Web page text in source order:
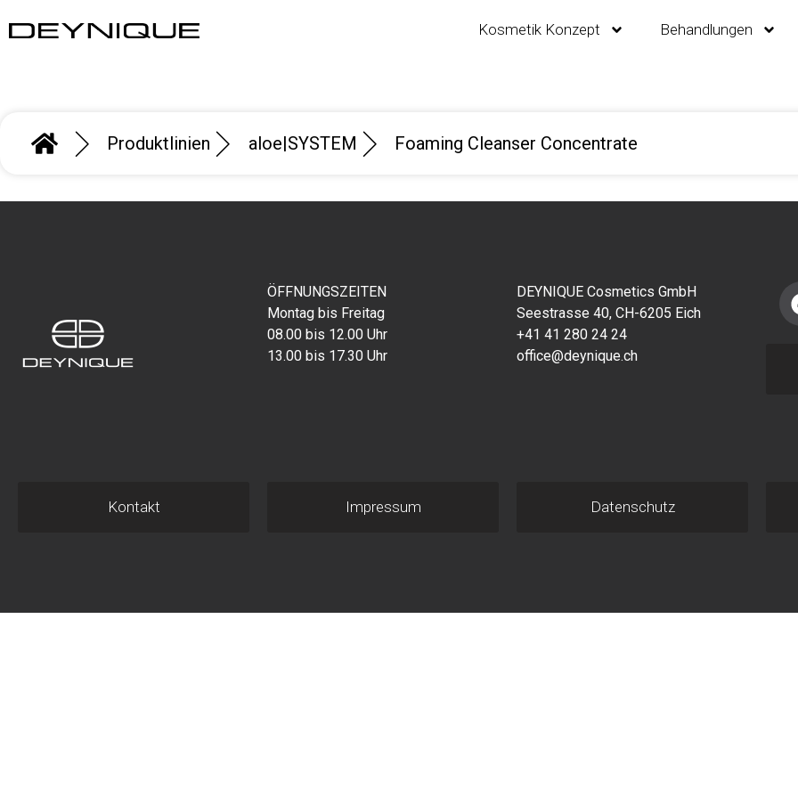
Kosmetik Konzept Behandlungen
Produktlinien aloe|SYSTEM Foaming Cleanser Concentrate
ÖFFNUNGSZEITEN
Montag bis Freitag
08.00 bis 12.00 Uhr
13.00 bis 17.30 Uhr
DEYNIQUE Cosmetics GmbH
Seestrasse 40, CH-6205 Eich
+41 41 280 24 24
office@deynique.ch
Kontakt Impressum Datenschutz